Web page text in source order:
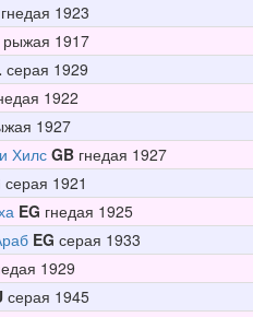
гнедая 1923
рыжая 1917
серая 1929
1922
1927
Хилс GB гнедая 1927
серая 1921
EG гнедая 1925
EG серая 1933
1929
серая 1945